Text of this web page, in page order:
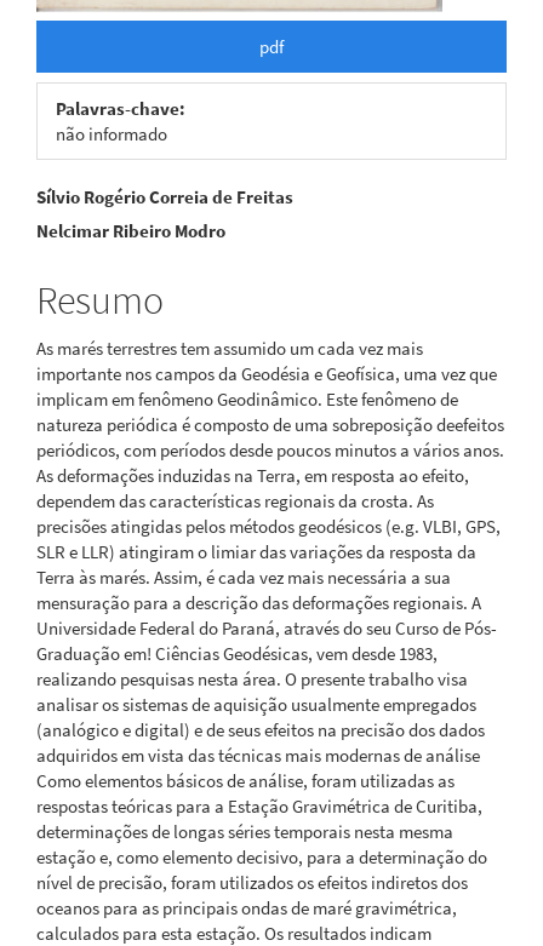
pdf
Palavras-chave:
não informado
Conteúdo
do
artigo
principal
Sílvio Rogério Correia de Freitas
Nelcimar Ribeiro Modro
Resumo
As marés terrestres tem assumido um cada vez mais
importante nos campos da Geodésia e Geofísica, uma vez que
implicam em fenômeno Geodinâmico. Este fenômeno de
natureza periódica é composto de uma sobreposição deefeitos
periódicos, com períodos desde poucos minutos a vários anos.
As deformações induzidas na Terra, em resposta ao efeito,
dependem das características regionais da crosta. As
precisões atingidas pelos métodos geodésicos (e.g. VLBI, GPS,
SLR e LLR) atingiram o limiar das variações da resposta da
Terra às marés. Assim, é cada vez mais necessária a sua
mensuração para a descrição das deformações regionais. A
Universidade Federal do Paraná, através do seu Curso de Pós-
Graduação em! Ciências Geodésicas, vem desde 1983,
realizando pesquisas nesta área. O presente trabalho visa
analisar os sistemas de aquisição usualmente empregados
(analógico e digital) e de seus efeitos na precisão dos dados
adquiridos em vista das técnicas mais modernas de análise
Como elementos básicos de análise, foram utilizadas as
respostas teóricas para a Estação Gravimétrica de Curitiba,
determinações de longas séries temporais nesta mesma
estação e, como elemento decisivo, para a determinação do
nível de precisão, foram utilizados os efeitos indiretos dos
oceanos para as principais ondas de maré gravimétrica,
calculados para esta estação. Os resultados indicam